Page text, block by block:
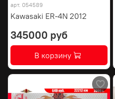
арт. 054589
Kawasaki ER-4N 2012
345000 руб
В корзину